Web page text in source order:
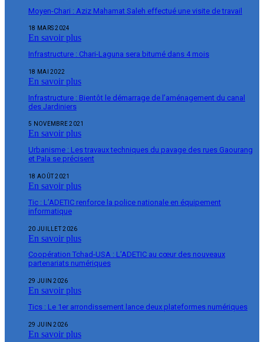
Moyen-Chari : Aziz Mahamat Saleh effectué une visite de travail
18 MARS 2024
En savoir plus
Infrastructure : Chari-Laguna sera bitumé dans 4 mois
18 MAI 2022
En savoir plus
Infrastructure : Bientôt le démarrage de l’aménagement du canal
des Jardiniers
5 NOVEMBRE 2021
En savoir plus
Urbanisme : Les travaux techniques du pavage des rues Gaourang
et Pala se précisent
18 AOÛT 2021
En savoir plus
Tic : L’ADETIC renforce la police nationale en équipement
informatique
20 JUILLET 2026
En savoir plus
Coopération Tchad-USA : L’ADETIC au cœur des nouveaux
partenariats numériques
29 JUIN 2026
En savoir plus
Tics : Le 1er arrondissement lance deux plateformes numériques
29 JUIN 2026
En savoir plus